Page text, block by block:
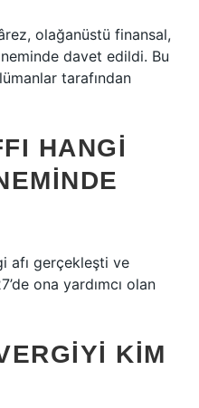
olağanüstü finansal,
davet edildi. Bu
tarafından
HANGI
afı gerçekleşti ve
ona yardımcı olan
KIM